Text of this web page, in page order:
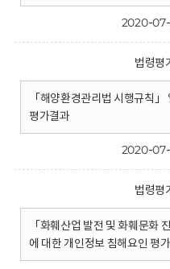
2020-
법령평
「해양환경관리법 시행규칙
평가결과
2020-
법령평
「화훼산업 발전 및 화훼문화
에 대한 개인정보 침해요인 평